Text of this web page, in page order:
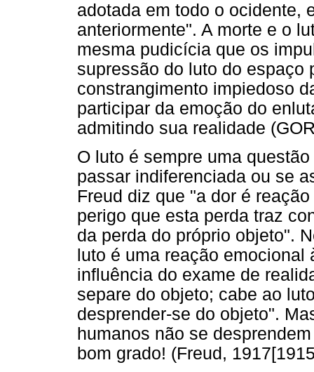
adotada em todo o ocidente,
anteriormente". A morte e o
mesma pudicícia que os
supressão do luto do espaço
constrangimento impiedoso
participar da emoção do
admitindo sua realidade
O luto é sempre uma
passar indiferenciada ou se
Freud diz que "a dor é
perigo que esta perda traz
da perda do próprio objeto".
luto é uma reação
influência do exame de
separe do objeto; cabe ao
desprender-se do objeto".
humanos não se
bom grado! (Freud,